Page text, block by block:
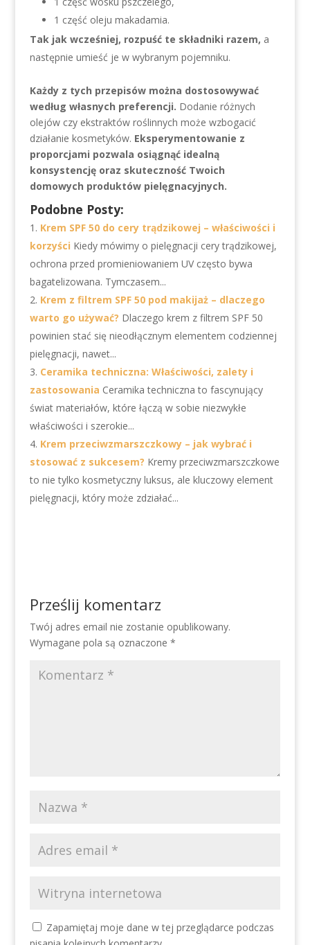
1 część oleju makadamia.
Tak jak wcześniej, rozpuść te składniki razem, a
następnie umieść je w wybranym pojemniku.
Każdy z tych przepisów można dostosowywać
według własnych preferencji. Dodanie różnych
olejów czy ekstraktów roślinnych może wzbogacić
działanie kosmetyków. Eksperymentowanie z
proporcjami pozwala osiągnąć idealną
konsystencję oraz skuteczność Twoich
domowych produktów pielęgnacyjnych.
Podobne Posty:
Krem SPF 50 do cery trądzikowej – właściwości i
korzyści Kiedy mówimy o pielęgnacji cery trądzikowej,
ochrona przed promieniowaniem UV często bywa
bagatelizowana. Tymczasem...
Krem z filtrem SPF 50 pod makijaż – dlaczego
warto go używać? Dlaczego krem z filtrem SPF 50
powinien stać się nieodłącznym elementem codziennej
pielęgnacji, nawet...
Ceramika techniczna: Właściwości, zalety i
zastosowania Ceramika techniczna to fascynujący
świat materiałów, które łączą w sobie niezwykłe
właściwości i szerokie...
Krem przeciwzmarszczkowy – jak wybrać i
stosować z sukcesem? Kremy przeciwzmarszczkowe
to nie tylko kosmetyczny luksus, ale kluczowy element
pielęgnacji, który może zdziałać...
Prześlij komentarz
Twój adres email nie zostanie opublikowany.
Wymagane pola są oznaczone *
Zapamiętaj moje dane w tej przeglądarce podczas